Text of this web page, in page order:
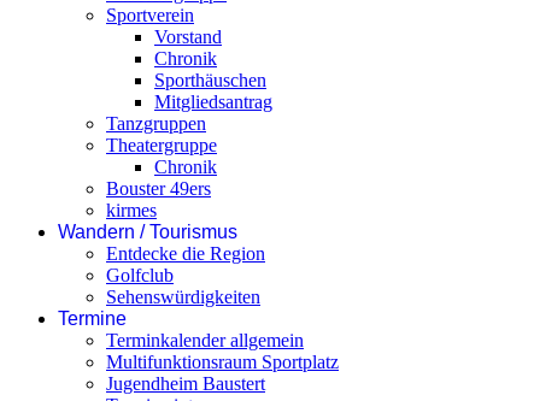
Sportverein
Vorstand
Chronik
Sporthäuschen
Mitgliedsantrag
Tanzgruppen
Theatergruppe
Chronik
Bouster 49ers
kirmes
Wandern / Tourismus
Entdecke die Region
Golfclub
Sehenswürdigkeiten
Termine
Terminkalender allgemein
Multifunktionsraum Sportplatz
Jugendheim Baustert